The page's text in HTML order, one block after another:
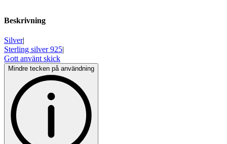
Beskrivning
Silver|
Sterling silver 925|
Gott använt skick
Mindre tecken på användning